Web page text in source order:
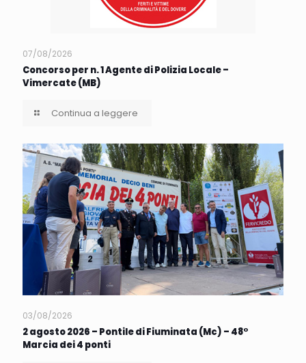
07/08/2026
Concorso per n. 1 Agente di Polizia Locale –
Vimercate (MB)
Continua a leggere
03/08/2026
2 agosto 2026 – Pontile di Fiuminata (Mc) – 48°
Marcia dei 4 ponti